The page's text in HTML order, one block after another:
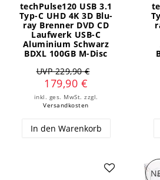
techPulse120 USB 3.1
Typ-C UHD 4K 3D Blu-
ray Brenner DVD CD
Laufwerk USB-C
Aluminium Schwarz
BDXL 100GB M-Disc
UVP 229,90 €
179,90 €
inkl. ges. MwSt. zzgl.
Versandkosten
In den Warenkorb